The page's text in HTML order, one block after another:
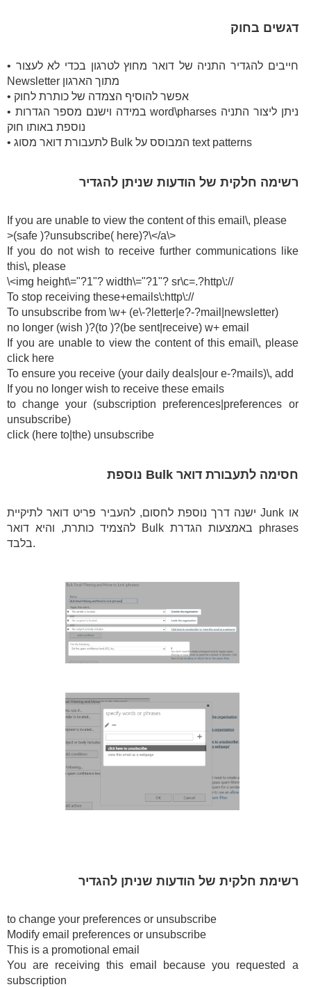
דגשים בחוק
• חייבים להגדיר התניה של דואר מחוץ לטרגון בכדי לא לעצור
Newsletter מתוך הארגון
• אפשר להוסיף הצמדה של כותרת לחוק
• במידה וישנם מספר הגדרות word\pharses ניתן ליצור התניה
נוספת באותו חוק
• לתעבורת דואר מסוג Bulk המבוסס על text patterns
רשימה חלקית של הודעות שניתן להגדיר
If you are unable to view the content of this email\, please
>(safe )?unsubscribe( here)?\</a\>
If you do not wish to receive further communications like
this\, please
\<img height\="?1"? width\="?1"? sr\c=.?http\://
To stop receiving these+emails\:http\://
To unsubscribe from \w+ (e\-?letter|e?-?mail|newsletter)
no longer (wish )?(to )?(be sent|receive) w+ email
If you are unable to view the content of this email\, please
click here
To ensure you receive (your daily deals|our e-?mails)\, add
If you no longer wish to receive these emails
to change your (subscription preferences|preferences or
unsubscribe)
click (here to|the) unsubscribe
חסימה לתעבורת דואר Bulk נוספת
ישנה דרך נוספת לחסום, להעביר פריט דואר לתיקיית Junk או
להצמיד כותרת, והיא דואר Bulk באמצעות הגדרת phrases
בלבד.
רשימת חלקית של הודעות שניתן להגדיר
to change your preferences or unsubscribe
Modify email preferences or unsubscribe
This is a promotional email
You are receiving this email because you requested a
subscription